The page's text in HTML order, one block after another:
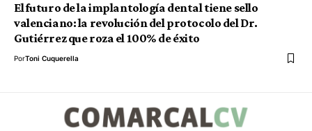
El futuro de la implantología dental tiene sello
valenciano: la revolución del protocolo del Dr.
Gutiérrez que roza el 100% de éxito
PorToni Cuquerella